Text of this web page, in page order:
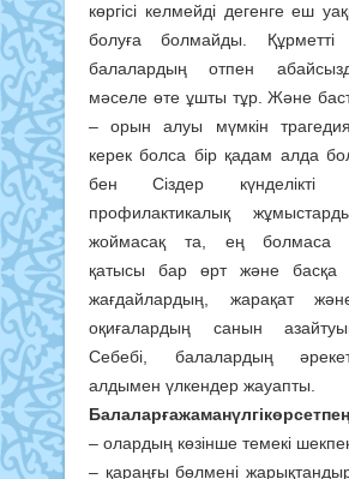
көргісі келмейді дегенге еш
болуға болмайды. Құрметті
балалардың отпен
мәселе өте ұшты тұр. Және
– орын алуы мүмкін
керек болса бір қадам алда
бен Сіздер күнделікті
профилактикалық
жоймасақ та, ең болмаса
қатысы бар өрт және басқа
жағдайлардың, жарақат
оқиғалардың санын
Себебі, балалардың
алдымен үлкендер жауапты.
– олардың көзінше темекі
– қараңғы бөлмені